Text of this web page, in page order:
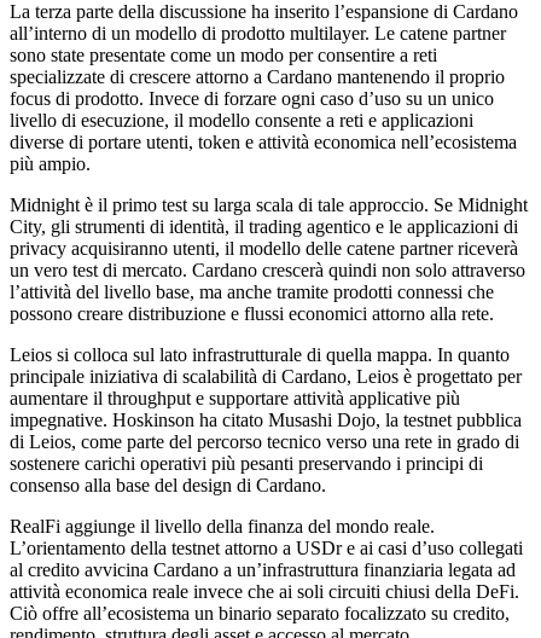
La terza parte della discussione ha inserito l’espansione di Cardano
all’interno di un modello di prodotto multilayer. Le catene partner
sono state presentate come un modo per consentire a reti
specializzate di crescere attorno a Cardano mantenendo il proprio
focus di prodotto. Invece di forzare ogni caso d’uso su un unico
livello di esecuzione, il modello consente a reti e applicazioni
diverse di portare utenti, token e attività economica nell’ecosistema
più ampio.
Midnight è il primo test su larga scala di tale approccio. Se Midnight
City, gli strumenti di identità, il trading agentico e le applicazioni di
privacy acquisiranno utenti, il modello delle catene partner riceverà
un vero test di mercato. Cardano crescerà quindi non solo attraverso
l’attività del livello base, ma anche tramite prodotti connessi che
possono creare distribuzione e flussi economici attorno alla rete.
Leios si colloca sul lato infrastrutturale di quella mappa. In quanto
principale iniziativa di scalabilità di Cardano, Leios è progettato per
aumentare il throughput e supportare attività applicative più
impegnative. Hoskinson ha citato Musashi Dojo, la testnet pubblica
di Leios, come parte del percorso tecnico verso una rete in grado di
sostenere carichi operativi più pesanti preservando i principi di
consenso alla base del design di Cardano.
RealFi aggiunge il livello della finanza del mondo reale.
L’orientamento della testnet attorno a USDr e ai casi d’uso collegati
al credito avvicina Cardano a un’infrastruttura finanziaria legata ad
attività economica reale invece che ai soli circuiti chiusi della DeFi.
Ciò offre all’ecosistema un binario separato focalizzato su credito,